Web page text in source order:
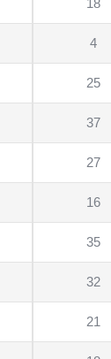
18
4
25
37
27
16
35
32
21